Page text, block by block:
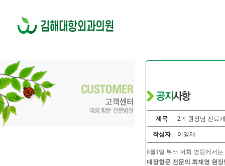
제목 2과 원장님 진료
작성자 이영재
6월1일 부터 저희 병원에서는
대장항문 전문의 최재영 원